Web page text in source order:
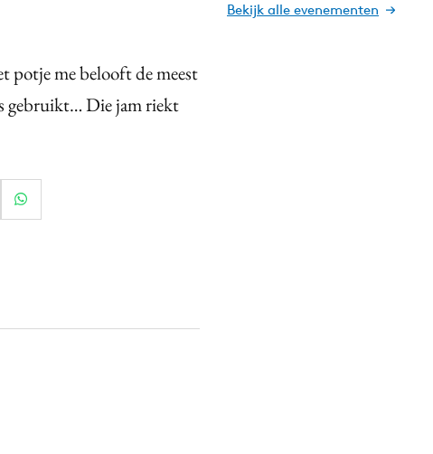
potje me belooft de meest
gebruikt… Die jam riekt
Bekijk alle evenementen